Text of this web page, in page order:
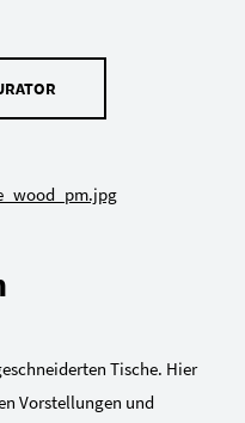
Tische. Hier
Vorstellungen und